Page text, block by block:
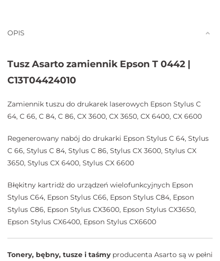
OPIS
Tusz Asarto zamiennik Epson T 0442 |
C13T04424010
Zamiennik tuszu do drukarek laserowych Epson Stylus C
64, C 66, C 84, C 86, CX 3600, CX 3650, CX 6400, CX 6600
Regenerowany nabój do drukarki Epson Stylus C 64, Stylus
C 66, Stylus C 84, Stylus C 86, Stylus CX 3600, Stylus CX
3650, Stylus CX 6400, Stylus CX 6600
Błękitny kartridż do urządzeń wielofunkcyjnych Epson
Stylus C64, Epson Stylus C66, Epson Stylus C84, Epson
Stylus C86, Epson Stylus CX3600, Epson Stylus CX3650,
Epson Stylus CX6400, Epson Stylus CX6600
Tonery, bębny, tusze i taśmyproducenta Asarto są w pełni